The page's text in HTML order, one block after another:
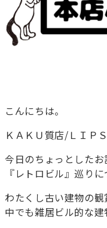
こんにちは。
ＫＡＫＵ質店/ＬＩＰ
今日のちょっとしたお
『レトロビル』巡り
わたくし古い建物の
中でも雑居ビル的な